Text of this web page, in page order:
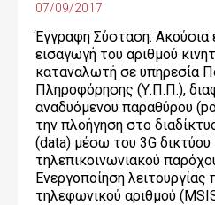
07/09/2017
Έγγραφη Σύσταση: Ακούσια
εισαγωγή του αριθμού
καταναλωτή σε υπηρεσία
Πληροφόρησης (Υ.Π.Π.),
αναδυόμενου παραθύρου
την πλοήγηση στο
(data) μέσω του 3G δικτύου
τηλεπικοινωνιακού
Ενεργοποίηση
τηλεφωνικού αριθμού